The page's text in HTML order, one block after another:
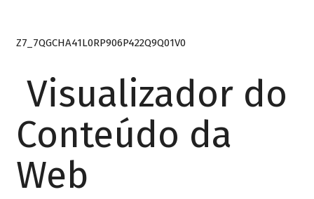
Z7_7QGCHA41L0RP906P422Q9Q01V0
Visualizador do
Conteúdo da
Web